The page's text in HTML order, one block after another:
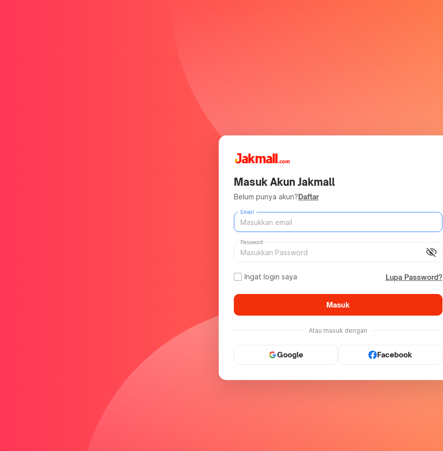
Masuk Akun Jakmall
Belum punya akun?Daftar
Email
visibility_off
Password
Ingat login saya Lupa Password?
Masuk
Atau masuk dengan
Google Facebook